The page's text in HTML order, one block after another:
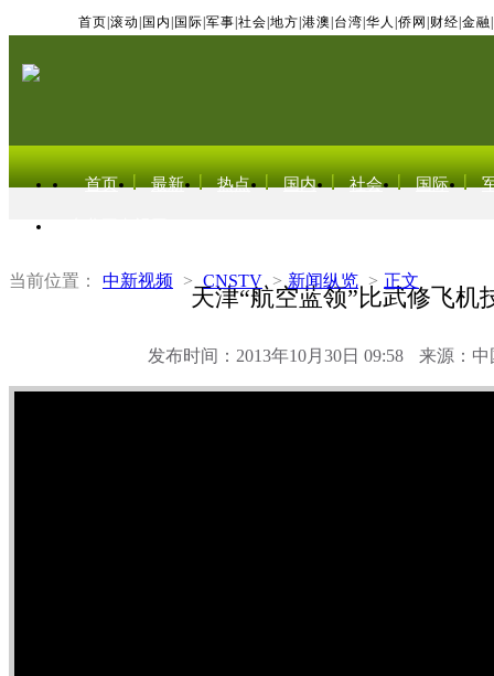
首页 滚动 国内 国际 军事 社会 地方 港澳 台湾 华人 侨网 财经 金融
首页 最新 热点 国内 社会 国际
当前位置： 中新视频 > CNSTV > 新闻纵览 > 正文
天津“航空蓝领”比武修飞机
发布时间：2013年10月30日 09:58 来源：中